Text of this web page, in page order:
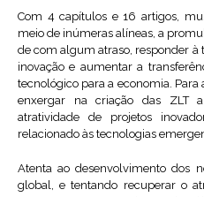
Com 4 capítulos e 16 artigos,
meio de inúmeras alíneas, a
de com algum atraso, responder
inovação e aumentar a
tecnológico para a economia.
enxergar na criação das ZLT
atratividade de projetos
relacionado às tecnologias
Atenta ao desenvolvimento dos
global, e tentando recuperar o